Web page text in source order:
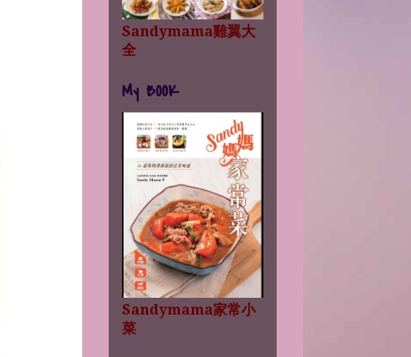
Sandymama雞翼大
全
My BOOK
Sandymama家常小
菜